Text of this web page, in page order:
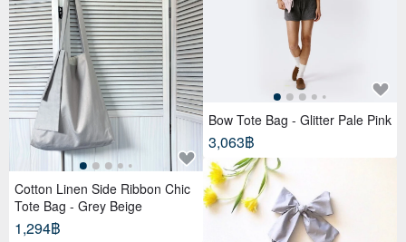
Cotton Linen Side Ribbon Chic
Tote Bag - Grey Beige
1,294฿
Bow Tote Bag - Glitter Pale Pink
3,063฿